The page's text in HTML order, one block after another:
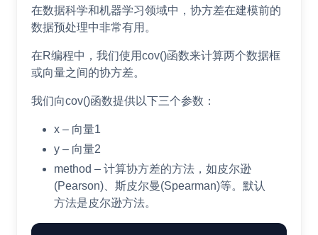
在数据科学和机器学习领域中，协方差在建模前的
数据预处理中非常有用。
在R编程中，我们使用cov()函数来计算两个数据框
或向量之间的协方差。
我们向cov()函数提供以下三个参数：
x – 向量1
y – 向量2
method – 计算协方差的方法，如皮尔逊
(Pearson)、斯皮尔曼(Spearman)等。默认
方法是皮尔逊方法。